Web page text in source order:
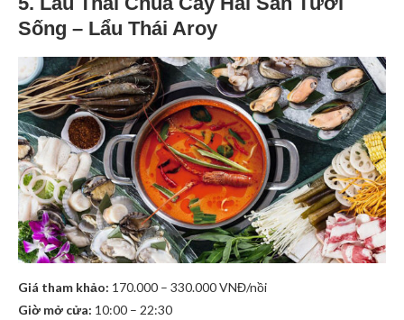
Sống – Lẩu Thái Aroy
Giá tham khảo: 170.000 – 330.000 VNĐ/nồi
Giờ mở cửa: 10:00 – 22:30